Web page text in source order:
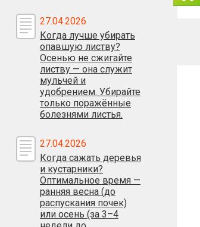
27.04.2026
Когда лучше убирать
опавшую листву?
Осенью не сжигайте
листву — она служит
мульчей и
удобрением. Убирайте
только поражённые
болезнями листья.
27.04.2026
Когда сажать деревья
и кустарники?
Оптимальное время —
ранняя весна (до
распускания почек)
или осень (за 3–4